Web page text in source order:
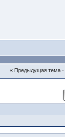
« Предыдущая тема·